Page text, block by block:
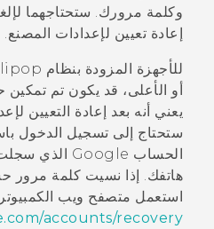
وكلمة مرورك. ستحتاجهما
إعادة تعيين لإعدادات المصنع.
للأجهزة المزودة بنظام
أو الأعلى، قد يكون تم تمكين
يعني أنه بعد إعادة التعيين
ستحتاج إلى تسجيل الدخول
الحساب Google الذي
هاتفك. إذا نسيت كلمة مرور
استعمل متصفح ويب
accounts/recovery